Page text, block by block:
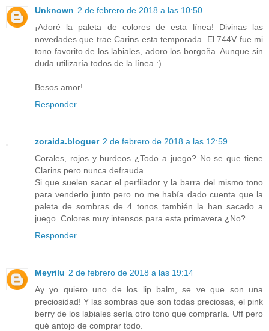
Unknown 2 de febrero de 2018 a las 10:50
¡Adoré la paleta de colores de esta línea! Divinas las
novedades que trae Carins esta temporada. El 744V fue mi
tono favorito de los labiales, adoro los borgoña. Aunque sin
duda utilizaría todos de la línea :)
Besos amor!
Responder
zoraida.bloguer 2 de febrero de 2018 a las 12:59
Corales, rojos y burdeos ¿Todo a juego? No se que tiene
Clarins pero nunca defrauda.
Si que suelen sacar el perfilador y la barra del mismo tono
para venderlo junto pero no me había dado cuenta que la
paleta de sombras de 4 tonos también la han sacado a
juego. Colores muy intensos para esta primavera ¿No?
Responder
Meyrilu 2 de febrero de 2018 a las 19:14
Ay yo quiero uno de los lip balm, se ve que son una
preciosidad! Y las sombras que son todas preciosas, el pink
berry de los labiales sería otro tono que compraría. Uff pero
qué antojo de comprar todo.